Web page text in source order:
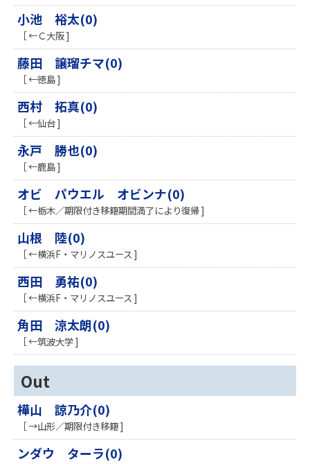
小池 裕太(0)
［ ←Ｃ大阪 ]
藤田 譲瑠チマ(0)
［ ←徳島 ]
西村 拓真(0)
［ ←仙台 ]
永戸 勝也(0)
［ ←鹿島 ]
オビ パウエル オビンナ(0)
［ ←栃木／期限付き移籍期間満了により復帰 ]
山根 陸(0)
［ ←横浜F・マリノスユース ]
西田 勇祐(0)
［ ←横浜F・マリノスユース ]
角田 涼太朗(0)
［ ←筑波大学 ]
Out
樺山 諒乃介(0)
［ →山形／期限付き移籍 ]
ンダウ ターラ(0)